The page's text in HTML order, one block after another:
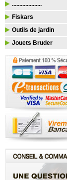
....................
Fiskars
Outils de jardin
Jouets Bruder